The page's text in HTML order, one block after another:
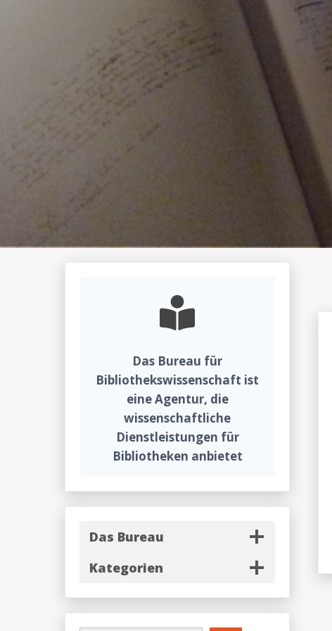
Das Bureau für
Bibliothekswissenschaft ist
eine Agentur, die
wissenschaftliche
Dienstleistungen für
Bibliotheken anbietet
Das Bureau
Kategorien